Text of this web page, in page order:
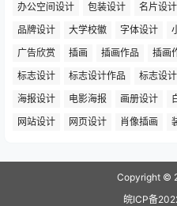
办公空间设计
包装设计 名片设计
品牌设计
大学校徽 字体设计
广告欣赏
插画 插画作品 插画
标志设计
标志设计作品 标志设
海报设计
电影海报 画册设计
网站设计
网页设计 肖像插画
Copyright ©
皖ICP备